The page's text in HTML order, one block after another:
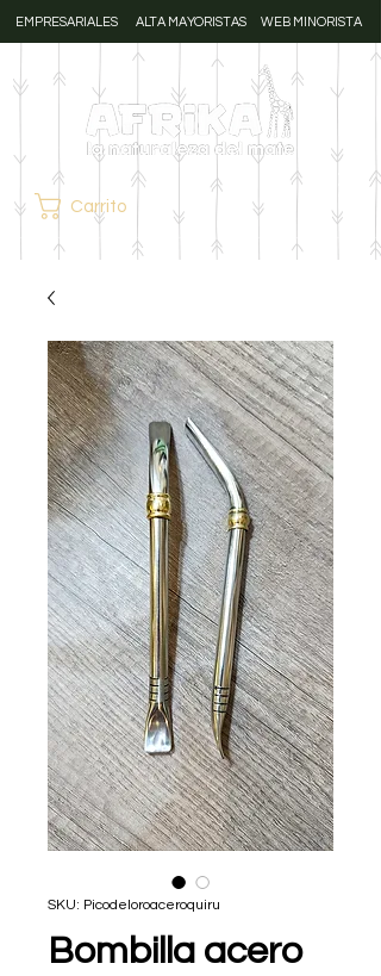
EMPRESARIALES ALTA MAYORISTAS WEB MINORISTA
Carrito
SKU: Picodeloroaceroquiru
Bombilla acero